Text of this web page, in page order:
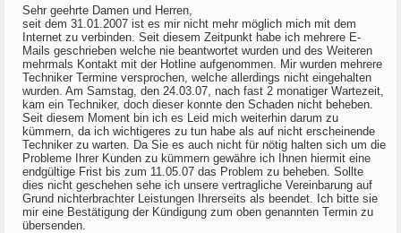
Sehr geehrte Damen und Herren,
seit dem 31.01.2007 ist es mir nicht mehr möglich mich mit dem
Internet zu verbinden. Seit diesem Zeitpunkt habe ich mehrere E-
Mails geschrieben welche nie beantwortet wurden und des Weiteren
mehrmals Kontakt mit der Hotline aufgenommen. Mir wurden mehrere
Techniker Termine versprochen, welche allerdings nicht eingehalten
wurden. Am Samstag, den 24.03.07, nach fast 2 monatiger Wartezeit,
kam ein Techniker, doch dieser konnte den Schaden nicht beheben.
Seit diesem Moment bin ich es Leid mich weiterhin darum zu
kümmern, da ich wichtigeres zu tun habe als auf nicht erscheinende
Techniker zu warten. Da Sie es auch nicht für nötig halten sich um die
Probleme Ihrer Kunden zu kümmern gewähre ich Ihnen hiermit eine
endgültige Frist bis zum 11.05.07 das Problem zu beheben. Sollte
dies nicht geschehen sehe ich unsere vertragliche Vereinbarung auf
Grund nichterbrachter Leistungen Ihrerseits als beendet. Ich bitte sie
mir eine Bestätigung der Kündigung zum oben genannten Termin zu
übersenden.